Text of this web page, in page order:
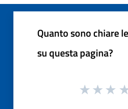
Quanto sono chiare
su questa pagina?